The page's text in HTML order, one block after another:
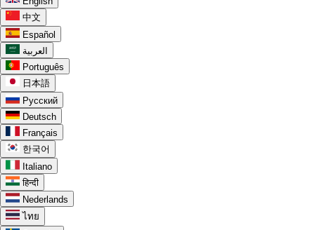
中文
Español
العربية
Português
日本語
Русский
Deutsch
Français
한국어
Italiano
हिन्दी
Nederlands
ไทย